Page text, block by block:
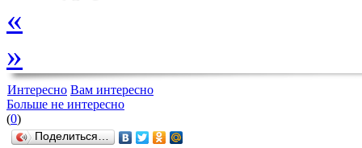
«
»
Интересно Вам интересно
Больше не интересно
(0)
Поделиться…